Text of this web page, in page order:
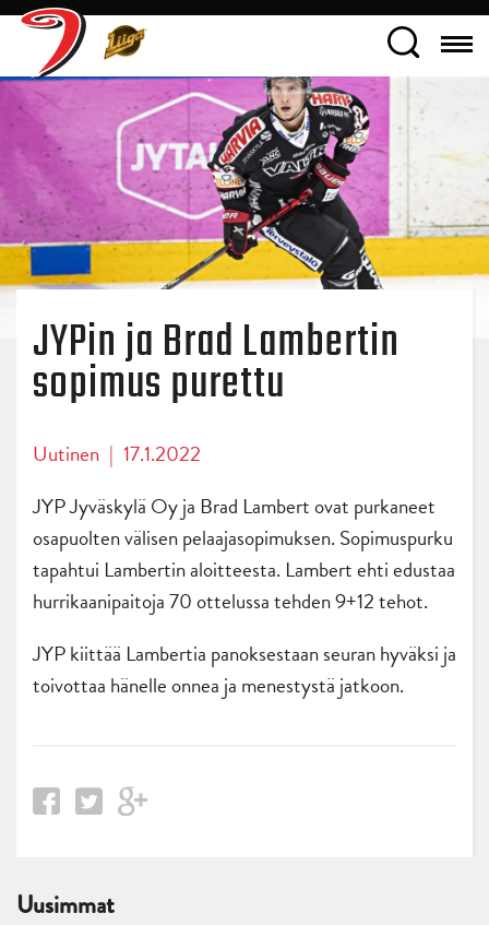
JYPin ja Brad Lambertin
sopimus purettu
Uutinen | 17.1.2022
JYP Jyväskylä Oy ja Brad Lambert ovat purkaneet
osapuolten välisen pelaajasopimuksen. Sopimuspurku
tapahtui Lambertin aloitteesta. Lambert ehti edustaa
hurrikaanipaitoja 70 ottelussa tehden 9+12 tehot.
JYP kiittää Lambertia panoksestaan seuran hyväksi ja
toivottaa hänelle onnea ja menestystä jatkoon.
Uusimmat